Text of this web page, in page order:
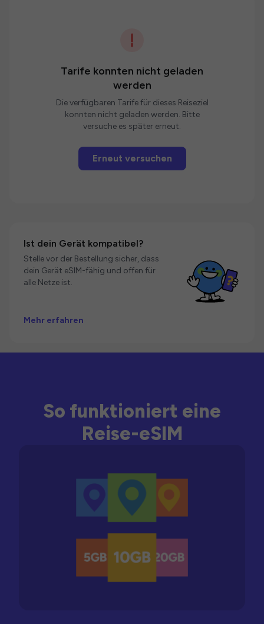
Tarife konnten nicht geladen
werden
Die verfügbaren Tarife für dieses Reiseziel
konnten nicht geladen werden. Bitte
versuche es später erneut.
Erneut versuchen
Ist dein Gerät kompatibel?
Stelle vor der Bestellung sicher, dass
dein Gerät eSIM-fähig und offen für
alle Netze ist.
Mehr erfahren
So funktioniert eine
Reise-eSIM